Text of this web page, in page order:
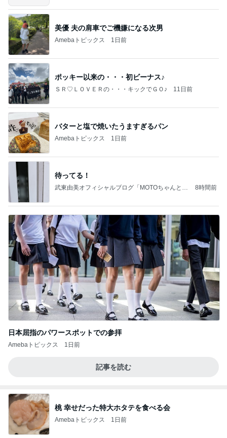
美優 夫の肩車でご機嫌になる次男
Amebaトピックス 1日前
ポッキー以来の・・・初ビーナス♪
ＳＲ♡ＬＯＶＥＲの・・・キックでＧＯ♪ 11日前
バターと塩で焼いたうますぎるパン
Amebaトピックス 1日前
待ってる！
武東由美オフィシャルブログ「MOTOちゃんとの
8時間前
日本屈指のパワースポットでの参拝
Amebaトピックス 1日前
記事を読む
桃 幸せだった特大ホタテを食べる会
Amebaトピックス 1日前